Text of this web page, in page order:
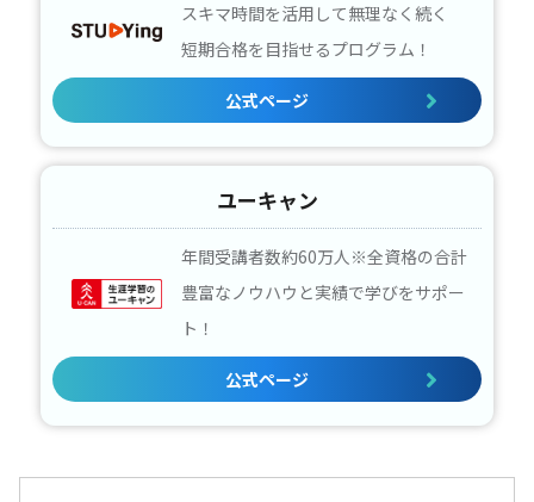
スキマ時間を活用して無理なく続く
短期合格を目指せるプログラム！
公式ページ
ユーキャン
年間受講者数約60万人※全資格の合計
豊富なノウハウと実績で学びをサポー
ト！
公式ページ